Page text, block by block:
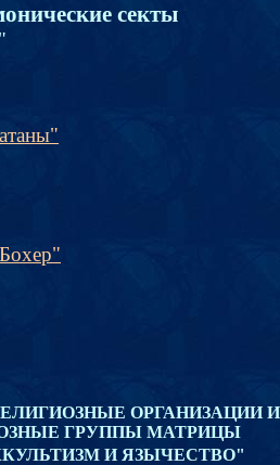
секты
"
ОРГАНИЗАЦИИ И
ГРУППЫ МАТРИЦЫ
И ЯЗЫЧЕСТВО"